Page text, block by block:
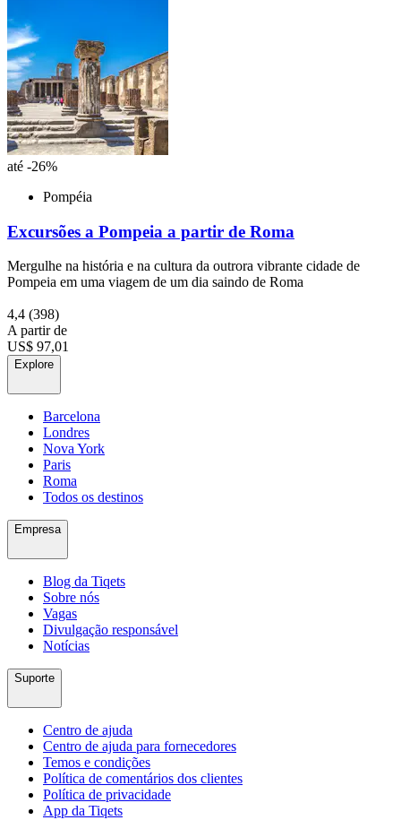
até -26%
Pompéia
Excursões a Pompeia a partir de Roma
Mergulhe na história e na cultura da outrora vibrante cidade de
Pompeia em uma viagem de um dia saindo de Roma
4,4 (398)
A partir de
US$ 97,01
Explore
Barcelona
Londres
Nova York
Paris
Roma
Todos os destinos
Empresa
Blog da Tiqets
Sobre nós
Vagas
Divulgação responsável
Notícias
Suporte
Centro de ajuda
Centro de ajuda para fornecedores
Temos e condições
Política de comentários dos clientes
Política de privacidade
App da Tiqets